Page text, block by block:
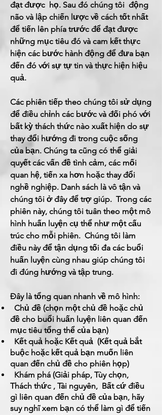
đạt được họ. Sau đó chúng tôi động
não và lập chiến lược về cách tốt nhất
để tiến lên phía trước để đạt được
những mục tiêu đó và cam kết thực
hiện các bước hành động để đưa bạn
đến đó với sự tự tin và thực hiện hiệu
quả.
Các phiên tiếp theo chúng tôi sử dụng
để điều chỉnh các bước và đối phó với
bất kỳ thách thức nào xuất hiện do sự
thay đổi hướng đi trong cuộc sống
của bạn. Chúng ta cũng có thể giải
quyết các vấn đề tình cảm, các mối
quan hệ, tiến xa hơn hoặc thay đổi
nghề nghiệp. Danh sách là vô tận và
chúng tôi ở đây để trợ giúp. Trong các
phiên này, chúng tôi tuân theo một mô
hình huấn luyện cụ thể như một cấu
trúc cho mỗi phiên. Chúng tôi làm
điều này để tận dụng tối đa các buổi
huấn luyện cùng nhau giúp chúng tôi
đi đúng hướng và tập trung.
Đây là tổng quan nhanh về mô hình:
Chủ đề (chọn một chủ đề hoặc chủ
đề cho buổi huấn luyện liên quan đến
mục tiêu tổng thể của bạn)
Kết quả hoặc Kết quả (Kết quả bắt
buộc hoặc kết quả bạn muốn liên
quan đến chủ đề cho phiên họp)
Khám phá (Giải pháp, Tùy chọn,
Thách thức , Tài nguyên, Bất cứ điều
gì liên quan đến chủ đề của bạn, hãy
suy nghĩ xem bạn có thể làm gì để tiến